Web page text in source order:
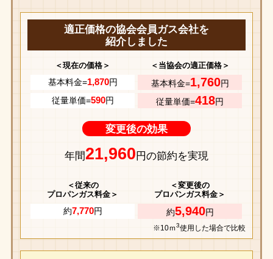
適正価格の協会会員ガス会社を
紹介しました
＜現在の価格＞ ＜当協会の適正価格＞
基本料金=1,870円 基本料金=1,760円
従量単価=590円 従量単価=418円
変更後の効果
年間21,960 円の節約を実現
＜従来の
プロパンガス料金＞
＜変更後の
プロパンガス料金＞
約7,770円 約5,940円
※10ｍ3使用した場合で比較